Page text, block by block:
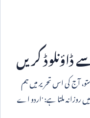
کریں
آج کی اس تحریر میں ہم
ملتا ہے: 'اردو اے